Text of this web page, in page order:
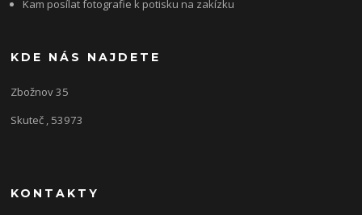
Kam posílat fotografie k potisku na zakízku
KDE NÁS NAJDETE
Zbožnov 35
Skuteč , 53973
KONTAKTY